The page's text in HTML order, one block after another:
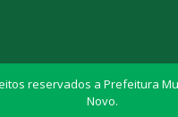
reservados a Prefeitura
Novo.